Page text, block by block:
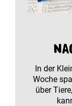
In der
Woche
über